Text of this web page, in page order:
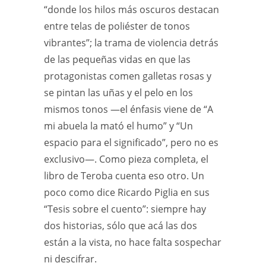
“donde los hilos más oscuros destacan
entre telas de poliéster de tonos
vibrantes”; la trama de violencia detrás
de las pequeñas vidas en que las
protagonistas comen galletas rosas y
se pintan las uñas y el pelo en los
mismos tonos —el énfasis viene de “A
mi abuela la mató el humo” y “Un
espacio para el significado”, pero no es
exclusivo—. Como pieza completa, el
libro de Teroba cuenta eso otro. Un
poco como dice Ricardo Piglia en sus
“Tesis sobre el cuento”: siempre hay
dos historias, sólo que acá las dos
están a la vista, no hace falta sospechar
ni descifrar.